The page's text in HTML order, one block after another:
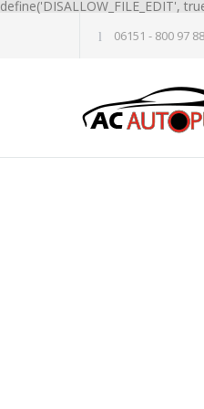
define('DISALLOW_FILE_EDIT',
06151 - 800 97 88